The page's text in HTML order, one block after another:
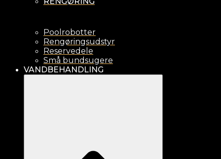
Poolrobotter
Rengøringsudstyr
Reservedele
Små bundsugere
VANDBEHANDLING